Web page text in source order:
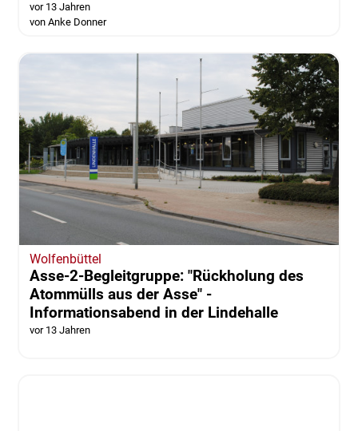
vor 13 Jahren
von Anke Donner
Wolfenbüttel
Asse-2-Begleitgruppe: "Rückholung des
Atommülls aus der Asse" -
Informationsabend in der Lindehalle
vor 13 Jahren